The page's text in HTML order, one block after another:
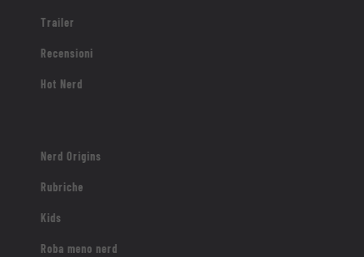
Trailer
Recensioni
Hot Nerd
Nerd Origins
Rubriche
Kids
Roba meno nerd